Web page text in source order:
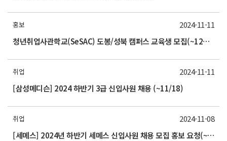
홍보
청년취업사관학교(SeSAC) 도봉/성북 캠퍼스 교육생 모집(~12월 초)
2024-11-11
취업
[삼성메디슨] 2024 하반기 3급 신입사원 채용 (~11/18)
2024-11-11
취업
[세메스] 2024년 하반기 세메스 신입사원 채용 모집 홍보 요청(~11/18(월) 17시까지)
2024-11-08